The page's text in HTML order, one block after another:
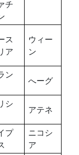
チ
ス
ア
ウィー
ン
ン
へーグ
シ
アテネ
プ
ニコシ
ア